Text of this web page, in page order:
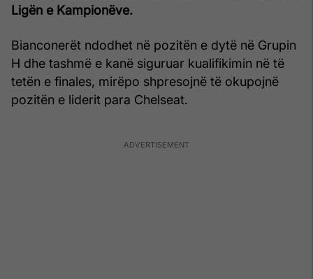
Ligën e Kampionëve.
Bianconerët ndodhet në pozitën e dytë në Grupin
H dhe tashmë e kanë siguruar kualifikimin në të
tetën e finales, mirëpo shpresojnë të okupojnë
pozitën e liderit para Chelseat.